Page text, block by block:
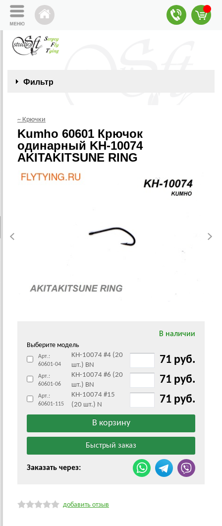
Фильтр
~ Крючки
Kumho 60601 Крючок
одинарный KH-10074
AKITAKITSUNE RING
В наличии
Выберите модель
Арт.:
60601-04
KH-10074 #4 (20
шт.) BN
71 руб.
Арт.:
60601-06
KH-10074 #6 (20
шт.) BN
71 руб.
Арт.:
60601-115
KH-10074 #15
(20 шт.) N
71 руб.
Заказать через:
добавить отзыв